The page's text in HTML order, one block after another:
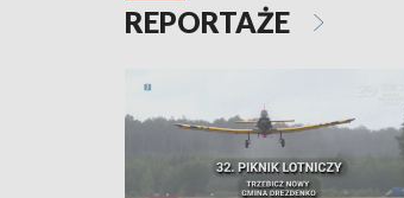
REPORTAŻE